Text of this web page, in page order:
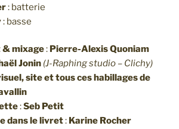
: batterie
: basse
mixage: Pierre-Alexis Quoniam
Jonin (J-Raphing studio – Clichy)
site et tous ces habillages de
:Seb Petit
dans le livret: Karine Rocher